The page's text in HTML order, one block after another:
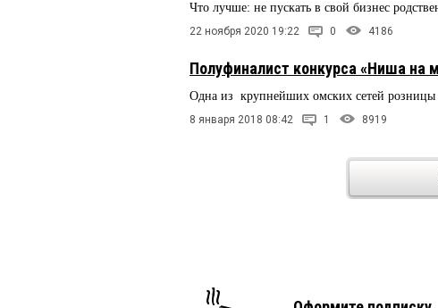
Что лучше: не пускать в свой бизнес
22 ноября 2020 19:22 0 4186
Полуфиналист конкурса «Ниша на
Одна из крупнейших омских сетей розницы
8 января 2018 08:42 1 8919